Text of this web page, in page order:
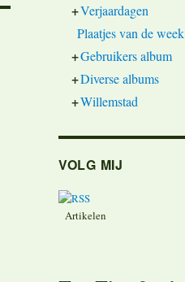
+Verjaardagen
Plaatjes van de week
+Gebruikers album
+Diverse albums
+Willemstad
VOLG MIJ
Artikelen